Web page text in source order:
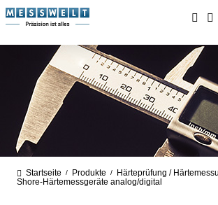
Startseite / Produkte / Härteprüfung /
Shore-Härtemessgeräte analog/digital